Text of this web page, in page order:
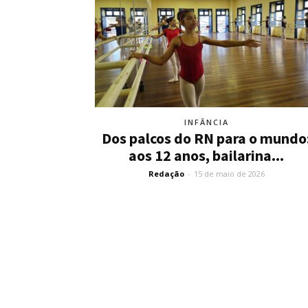
INFÂNCIA
Dos palcos do RN para o
aos 12 anos, bailarina...
Redação - 15 de maio de 2026